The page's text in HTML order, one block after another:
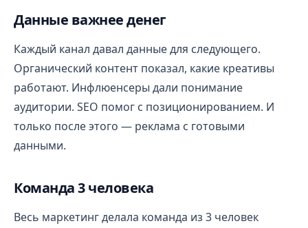
Данные важнее денег
Каждый канал давал данные для следующего.
Органический контент показал, какие креативы
работают. Инфлюенсеры дали понимание
аудитории. SEO помог с позиционированием. И
только после этого — реклама с готовыми
данными.
Команда 3 человека
Весь маркетинг делала команда из 3 человек